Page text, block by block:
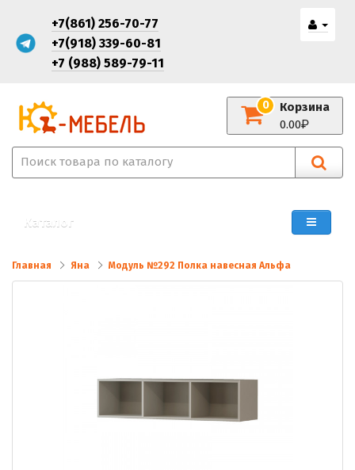
+7(861) 256-70-77
+7(918) 339-60-81
+7 (988) 589-79-11
Корзина
0
0.00
Каталог
Главная Яна Модуль №292 Полка навесная Альфа